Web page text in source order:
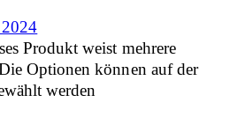
Produkt weist mehrere
Optionen können auf der
werden